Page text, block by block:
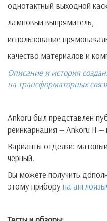
однотактный выходной
ламповый выпрямитель,
использование
качество материалов и
Описание и история
на трансформаторных
Ankoru был представлен
реинкарнация — Ankoru II —
Варианты отделки:
черный.
Вы можете получить
этому приборуна